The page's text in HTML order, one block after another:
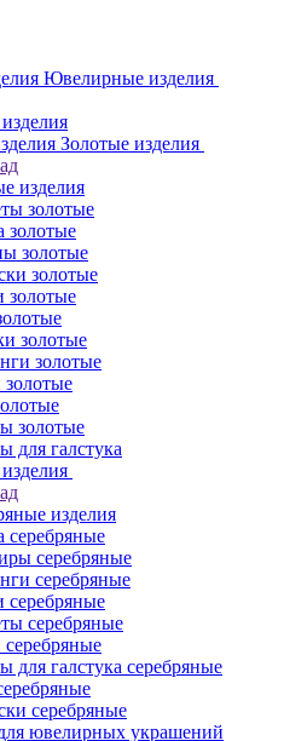
Ювелирные изделия
Золотые изделия
изделия
золотые
золотые
золотые
золотые
золотые
золотые
золотые
золотые
для галстука
изделия
серебряные
серебряные
серебряные
серебряные
серебряные
для галстука серебряные
серебряные